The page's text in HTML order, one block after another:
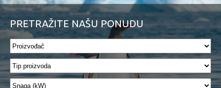
PRETRAŽITE NAŠU PONUDU